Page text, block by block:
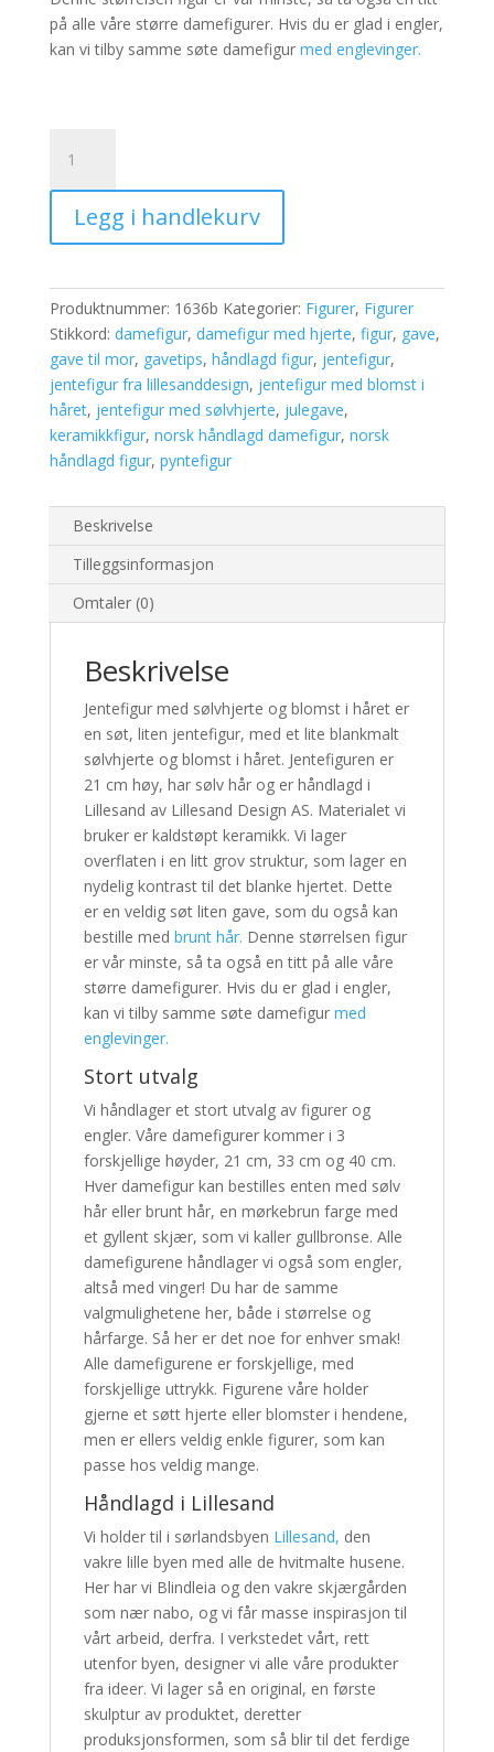
på alle våre større damefigurer. Hvis du er glad i engler,
kan vi tilby samme søte damefigur med englevinger.
med
sølvhjerte
blomst
håret,
21
cm
antall
Legg i handlekurv
Produktnummer: 1636b Kategorier: Figurer, Figurer
Stikkord: damefigur, damefigur med hjerte, figur, gave,
gave til mor, gavetips, håndlagd figur, jentefigur,
jentefigur fra lillesanddesign, jentefigur med blomst i
håret, jentefigur med sølvhjerte, julegave,
keramikkfigur, norsk håndlagd damefigur, norsk
håndlagd figur, pyntefigur
Beskrivelse
Tilleggsinformasjon
Omtaler (0)
Beskrivelse
Jentefigur med sølvhjerte og blomst i håret er
en søt, liten jentefigur, med et lite blankmalt
sølvhjerte og blomst i håret. Jentefiguren er
21 cm høy, har sølv hår og er håndlagd i
Lillesand av Lillesand Design AS. Materialet vi
bruker er kaldstøpt keramikk. Vi lager
overflaten i en litt grov struktur, som lager en
nydelig kontrast til det blanke hjertet. Dette
er en veldig søt liten gave, som du også kan
bestille med brunt hår. Denne størrelsen figur
er vår minste, så ta også en titt på alle våre
større damefigurer. Hvis du er glad i engler,
kan vi tilby samme søte damefigur med
englevinger.
Stort utvalg
Vi håndlager et stort utvalg av figurer og
engler. Våre damefigurer kommer i 3
forskjellige høyder, 21 cm, 33 cm og 40 cm.
Hver damefigur kan bestilles enten med sølv
hår eller brunt hår, en mørkebrun farge med
et gyllent skjær, som vi kaller gullbronse. Alle
damefigurene håndlager vi også som engler,
altså med vinger! Du har de samme
valgmulighetene her, både i størrelse og
hårfarge. Så her er det noe for enhver smak!
Alle damefigurene er forskjellige, med
forskjellige uttrykk. Figurene våre holder
gjerne et søtt hjerte eller blomster i hendene,
men er ellers veldig enkle figurer, som kan
passe hos veldig mange.
Håndlagd i Lillesand
Vi holder til i sørlandsbyen Lillesand, den
vakre lille byen med alle de hvitmalte husene.
Her har vi Blindleia og den vakre skjærgården
som nær nabo, og vi får masse inspirasjon til
vårt arbeid, derfra. I verkstedet vårt, rett
utenfor byen, designer vi alle våre produkter
fra ideer. Vi lager så en original, en første
skulptur av produktet, deretter
produksjonsformen, som så blir til det ferdige